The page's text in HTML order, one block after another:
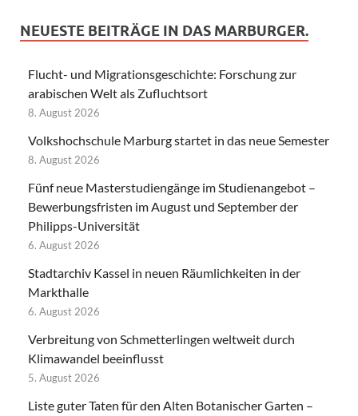
NEUESTE BEITRÄGE IN DAS MARBURGER.
Flucht- und Migrationsgeschichte: Forschung zur
arabischen Welt als Zufluchtsort
8. August 2026
Volkshochschule Marburg startet in das neue Semester
8. August 2026
Fünf neue Masterstudiengänge im Studienangebot –
Bewerbungsfristen im August und September der
Philipps-Universität
6. August 2026
Stadtarchiv Kassel in neuen Räumlichkeiten in der
Markthalle
6. August 2026
Verbreitung von Schmetterlingen weltweit durch
Klimawandel beeinflusst
5. August 2026
Liste guter Taten für den Alten Botanischer Garten –